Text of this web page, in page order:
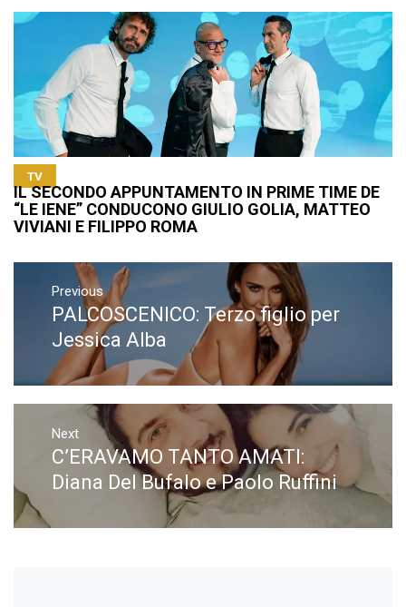
TV
IL SECONDO APPUNTAMENTO IN PRIME TIME DE
“LE IENE”​ CONDUCONO GIULIO GOLIA, MATTEO
VIVIANI E FILIPPO ROMA
Navigazione
articoli
Previous
Previous
post:
PALCOSCENICO: Terzo figlio per
Jessica Alba
Next
Next
post:
C’ERAVAMO TANTO AMATI:
Diana Del Bufalo e Paolo Ruffini